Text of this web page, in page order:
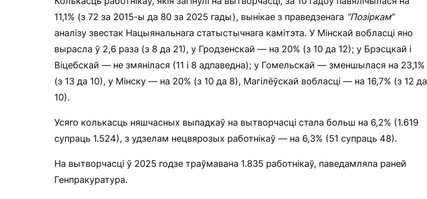
11,1% (з 72 за 2015-ы да 80 за 2025 гады), вынікае з праведзенага “Позіркам“
аналізу звестак Нацыянальнага статыстычнага камітэта. У Мінскай вобласці яно
вырасла ў 2,6 раза (з 8 да 21), у Гродзенскай — на 20% (з 10 да 12); у Брэсцкай і
Віцебскай — не змянілася (11 і 8 адпаведна); у Гомельскай — зменшылася на 23,1%
(з 13 да 10), у Мінску — на 20% (з 10 да 8), Магілёўскай вобласці — на 16,7% (з 12 да
10).
Усяго колькасць няшчасных выпадкаў на вытворчасці стала больш на 6,2% (1.619
супраць 1.524), з удзелам нецвярозых работнікаў — на 6,3% (51 супраць 48).
На вытворчасці ў 2025 годзе траўмавана 1.835 работнікаў, паведамляла раней
Генпракуратура.